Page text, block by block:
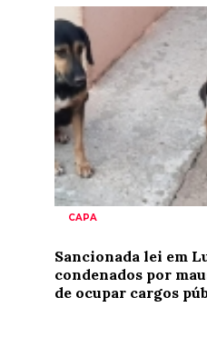
CAPA
Sancionada lei em
condenados por
de ocupar cargos